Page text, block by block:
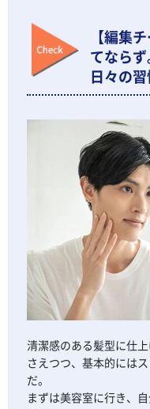
【編集
てならず
日々の習
清潔感のある髪型に仕
さえつつ、基本的には
だ。
まずは美容室に行き、